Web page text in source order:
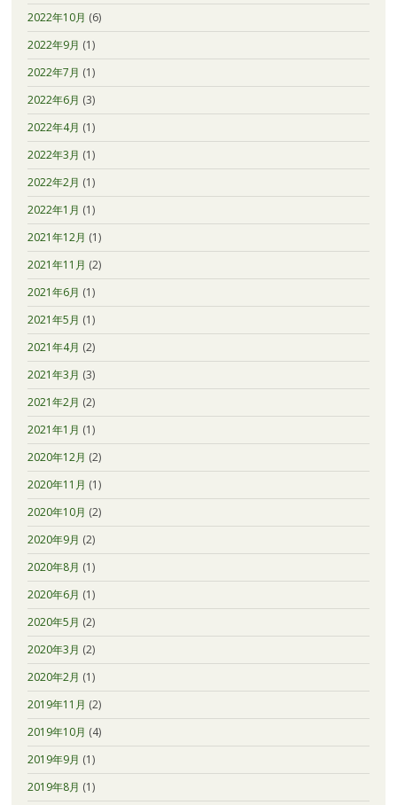
2022年10月 (6)
2022年9月 (1)
2022年7月 (1)
2022年6月 (3)
2022年4月 (1)
2022年3月 (1)
2022年2月 (1)
2022年1月 (1)
2021年12月 (1)
2021年11月 (2)
2021年6月 (1)
2021年5月 (1)
2021年4月 (2)
2021年3月 (3)
2021年2月 (2)
2021年1月 (1)
2020年12月 (2)
2020年11月 (1)
2020年10月 (2)
2020年9月 (2)
2020年8月 (1)
2020年6月 (1)
2020年5月 (2)
2020年3月 (2)
2020年2月 (1)
2019年11月 (2)
2019年10月 (4)
2019年9月 (1)
2019年8月 (1)